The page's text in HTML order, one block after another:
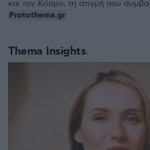
Thema Insights
και τον Κόσμο, τη στιγμή που
Protothema.gr